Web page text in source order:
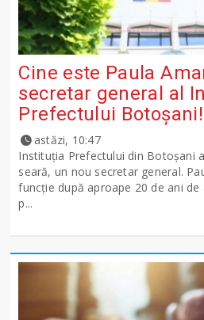
Cine este Paula
secretar general al
Prefectului Botoșani!
astăzi, 10:47
Instituția Prefectului din Botoșani
seară, un nou secretar general.
funcție după aproape 20 de ani
p...